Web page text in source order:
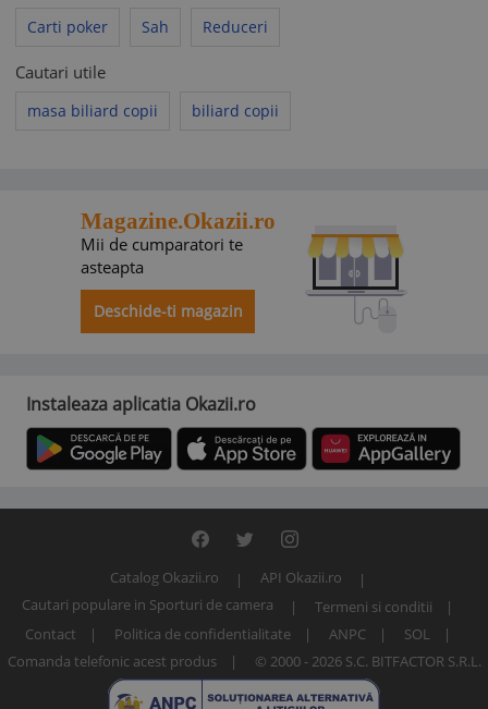
Carti poker Sah Reduceri
Cautari utile
masa biliard copii biliard copii
Magazine.Okazii.ro
Mii de cumparatori te
asteapta
Deschide-ti magazin
Instaleaza aplicatia Okazii.ro
Catalog Okazii.ro
API Okazii.ro
Cautari populare in Sporturi de camera
Termeni si conditii
Contact
Politica de confidentialitate ANPC
SOL
Comanda telefonic acest produs
© 2000 - 2026 S.C. BITFACTOR S.R.L.